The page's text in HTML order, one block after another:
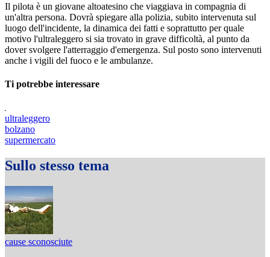
Il pilota è un giovane altoatesino che viaggiava in compagnia di
un'altra persona. Dovrà spiegare alla polizia, subito intervenuta sul
luogo dell'incidente, la dinamica dei fatti e soprattutto per quale
motivo l'ultraleggero si sia trovato in grave difficoltà, al punto da
dover svolgere l'atterraggio d'emergenza. Sul posto sono intervenuti
anche i vigili del fuoco e le ambulanze.
Ti potrebbe interessare
ultraleggero
bolzano
supermercato
Sullo stesso tema
cause sconosciute